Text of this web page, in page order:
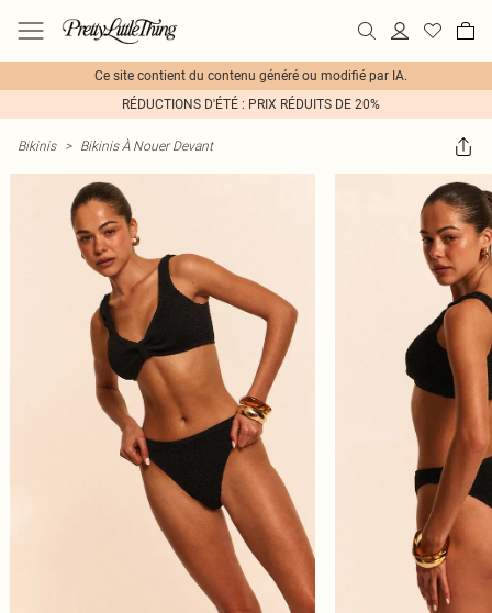
Ce site contient du contenu généré ou modifié par IA.
RÉDUCTIONS D'ÉTÉ : PRIX RÉDUITS DE 20%
Bikinis > Bikinis À Nouer Devant